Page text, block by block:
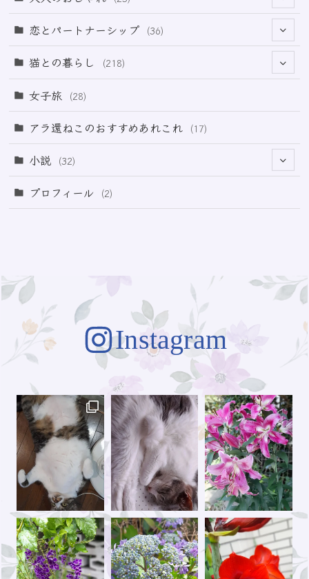
(49) (21)
(2)
恋とパートナーシップ (36)
(33)
(3)
猫との暮らし (218)
(21)
(73)
女子旅 (28)
アラ還ねこのおすすめあれこれ (17)
小説 (32)
プロフィール (2)
Instagram